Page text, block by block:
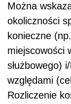
Można
okoliczności
konieczne
miejscowości
służbowego)
względami
Rozliczenie